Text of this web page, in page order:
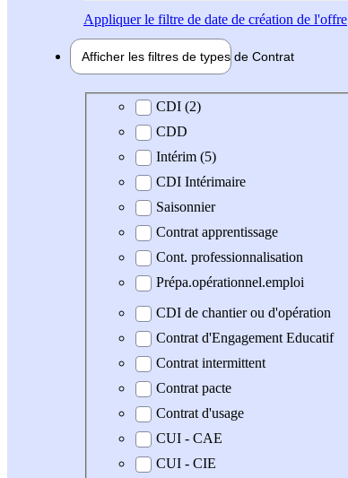
Appliquerle filtre de date de création de l'offre
Afficher les filtres de types de Contrat
Type de contrat
CDI (2)
CDD
Intérim (5)
CDI Intérimaire
Saisonnier
Contrat apprentissage
Cont. professionnalisation
Prépa.opérationnel.emploi
CDI de chantier ou d'opération
Contrat d'Engagement Educatif
Contrat intermittent
Contrat pacte
Contrat d'usage
CUI - CAE
CUI - CIE